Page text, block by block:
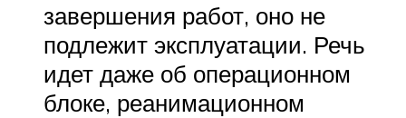
завершения работ, оно не
подлежит эксплуатации. Речь
идет даже об операционном
блоке, реанимационном